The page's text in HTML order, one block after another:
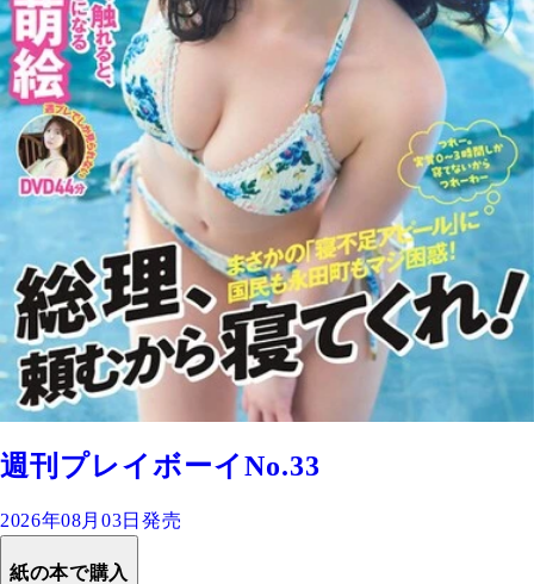
週刊プレイボーイNo.33
2026年08月03日発売
紙の本で購入